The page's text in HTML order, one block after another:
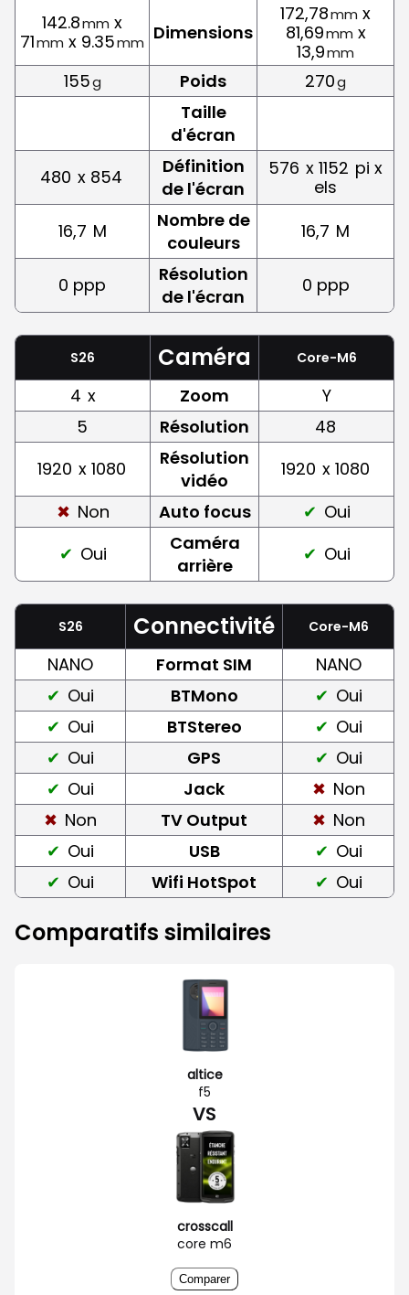
142.8mm x
71mm x 9.35mm Dimensions
172,78mm x
81,69mm x
13,9mm
155g Poids 270g
Taille
d'écran
480 x 854
Définition
de l'écran
576 x 1152 pi x
els
16,7 M
Nombre de
couleurs
16,7 M
0 ppp
Résolution
de l'écran
0 ppp
S26 Caméra Core-M6
4 x Zoom
Y
5
Résolution
48
1920 x 1080
Résolution
vidéo
1920 x 1080
Non
Auto focus
Oui
Oui
Caméra
arrière
Oui
S26 Connectivité Core-M6
NANO Format SIM
NANO
Oui
BTMono
Oui
Oui
BTStereo
Oui
Oui
GPS
Oui
Oui
Jack
Non
Non
TV Output
Non
Oui
USB
Oui
Oui
Wifi HotSpot Oui
Comparatifs similaires
altice
f5
VS
crosscall
core m6
Comparer